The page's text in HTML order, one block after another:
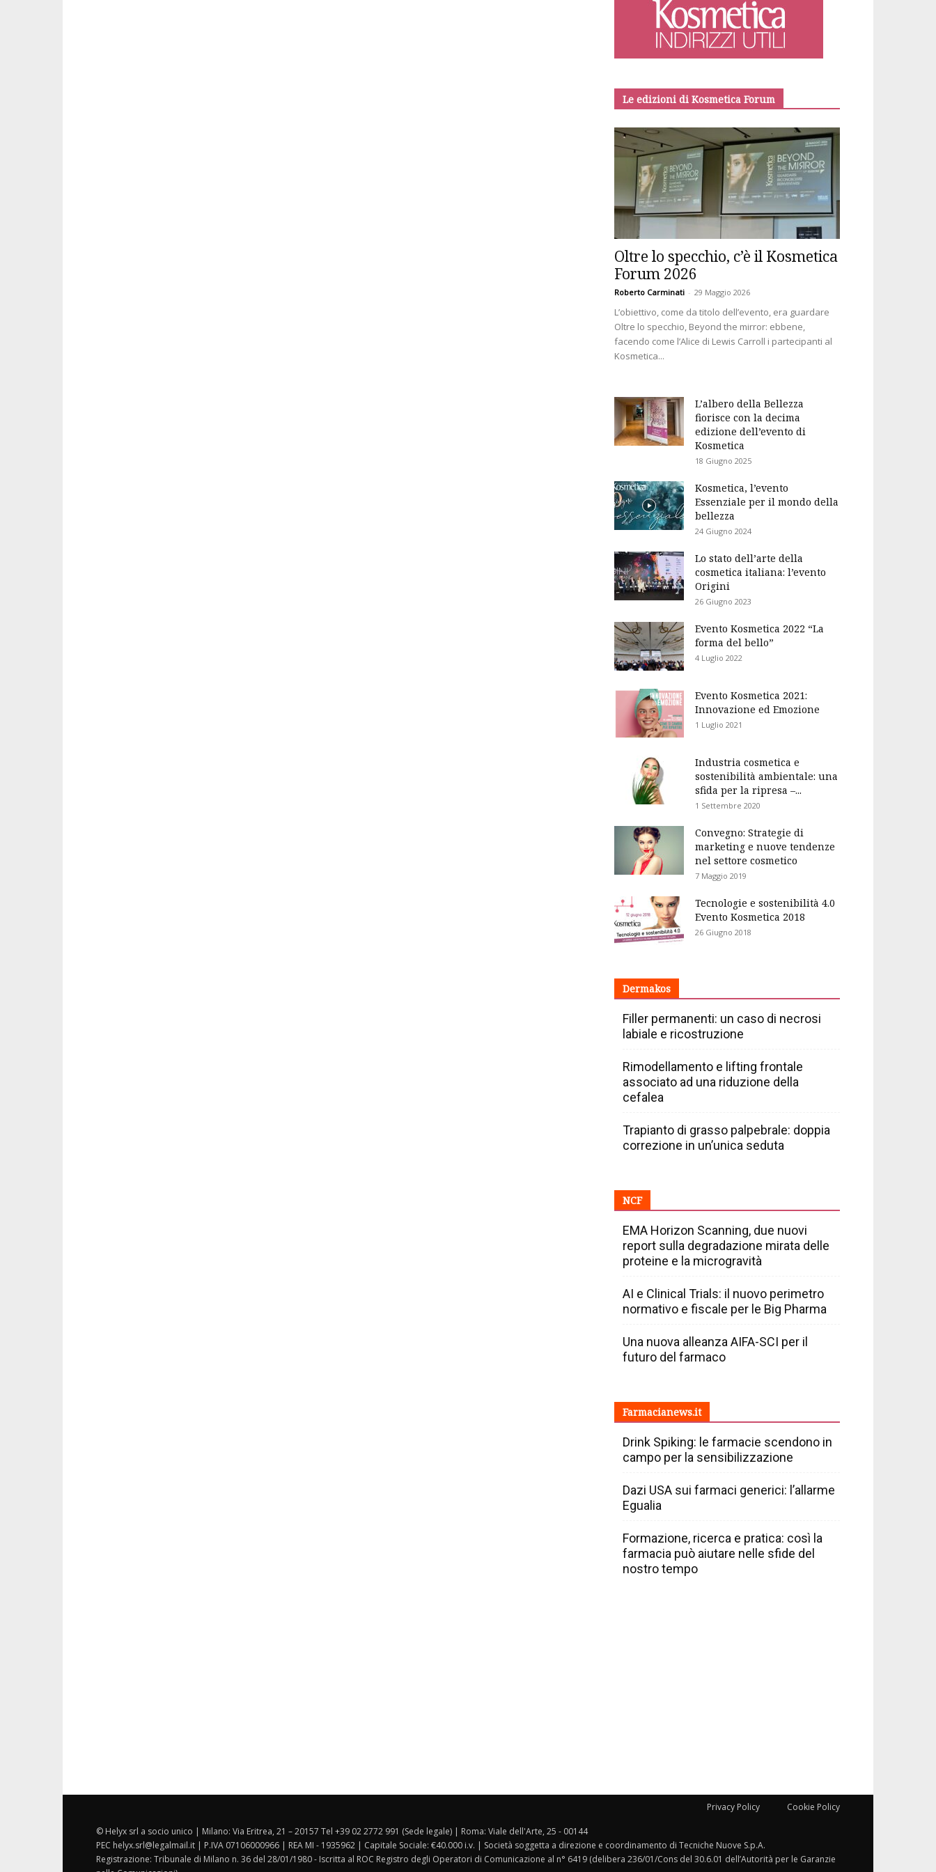
Le edizioni di Kosmetica Forum
Oltre lo specchio, c’è il Kosmetica
Forum 2026
Roberto Carminati - 29 Maggio 2026
L’obiettivo, come da titolo dell’evento, era guardare
Oltre lo specchio, Beyond the mirror: ebbene,
facendo come l’Alice di Lewis Carroll i partecipanti al
Kosmetica...
L’albero della Bellezza
fiorisce con la decima
edizione dell’evento di
Kosmetica
18 Giugno 2025
Kosmetica, l’evento
Essenziale per il mondo della
bellezza
24 Giugno 2024
Lo stato dell’arte della
cosmetica italiana: l’evento
Origini
26 Giugno 2023
Evento Kosmetica 2022 “La
forma del bello”
4 Luglio 2022
Evento Kosmetica 2021:
Innovazione ed Emozione
1 Luglio 2021
Industria cosmetica e
sostenibilità ambientale: una
sfida per la ripresa –...
1 Settembre 2020
Convegno: Strategie di
marketing e nuove tendenze
nel settore cosmetico
7 Maggio 2019
Tecnologie e sostenibilità 4.0
Evento Kosmetica 2018
26 Giugno 2018
Dermakos
Filler permanenti: un caso di necrosi
labiale e ricostruzione
Rimodellamento e lifting frontale
associato ad una riduzione della
cefalea
Trapianto di grasso palpebrale: doppia
correzione in un’unica seduta
NCF
EMA Horizon Scanning, due nuovi
report sulla degradazione mirata delle
proteine e la microgravità
AI e Clinical Trials: il nuovo perimetro
normativo e fiscale per le Big Pharma
Una nuova alleanza AIFA-SCI per il
futuro del farmaco
Farmacianews.it
Drink Spiking: le farmacie scendono in
campo per la sensibilizzazione
Dazi USA sui farmaci generici: l’allarme
Egualia
Formazione, ricerca e pratica: così la
farmacia può aiutare nelle sfide del
nostro tempo
Privacy Policy Cookie Policy
© Helyx srl a socio unico | Milano: Via Eritrea, 21 – 20157 Tel +39 02 2772 991 (Sede legale) | Roma: Viale dell'Arte, 25 - 00144
PEC helyx.srl@legalmail.it | P.IVA 07106000966 | REA MI - 1935962 | Capitale Sociale: €40.000 i.v. | Società soggetta a direzione e coordinamento di Tecniche Nuove S.p.A.
Registrazione: Tribunale di Milano n. 36 del 28/01/1980 - Iscritta al ROC Registro degli Operatori di Comunicazione al n° 6419 (delibera 236/01/Cons del 30.6.01 dell’Autorità per le Garanzie